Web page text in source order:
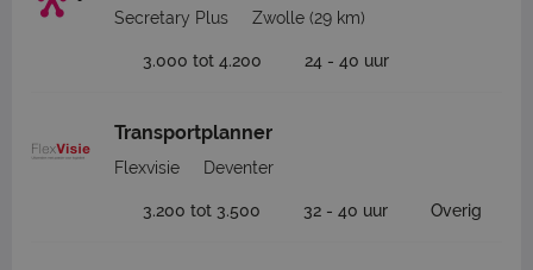
Secretary Plus Zwolle (29 km)
3.000 tot 4.200 24 - 40 uur
Transportplanner
Flexvisie Deventer
3.200 tot 3.500 32 - 40 uur Overig